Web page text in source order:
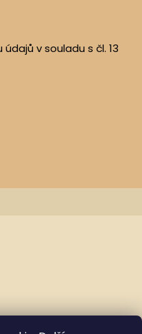
v souladu s čl. 13